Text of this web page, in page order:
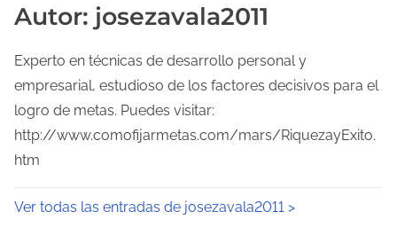
Autor: josezavala2011
Experto en técnicas de desarrollo personal y
empresarial, estudioso de los factores decisivos para el
logro de metas. Puedes visitar:
http://www.comofijarmetas.com/mars/RiquezayExito.
htm
Ver todas las entradas de josezavala2011 >